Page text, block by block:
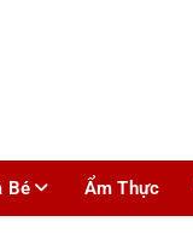
Bé Ẩm Thực